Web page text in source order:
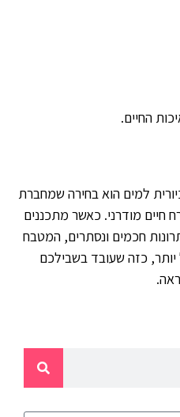
החיים.
למים הוא בחירה שמחברת
חיים מודרני. כאשר מתכננים
חכמים ונסתרים, המטבח
יותר, כזה שעובד בשבילכם